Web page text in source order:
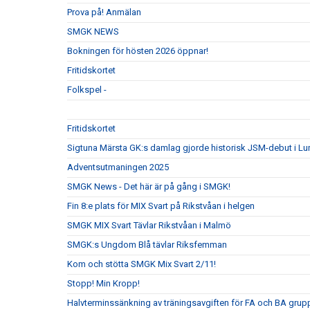
Prova på! Anmälan
SMGK NEWS
Bokningen för hösten 2026 öppnar!
Fritidskortet
Folkspel -
Fritidskortet
Sigtuna Märsta GK:s damlag gjorde historisk JSM-debut i
Adventsutmaningen 2025
SMGK News - Det här är på gång i SMGK!
Fin 8:e plats för MIX Svart på Rikstvåan i helgen
SMGK MIX Svart Tävlar Rikstvåan i Malmö
SMGK:s Ungdom Blå tävlar Riksfemman
Kom och stötta SMGK Mix Svart 2/11!
Stopp! Min Kropp!
Halvterminssänkning av träningsavgiften för FA och BA